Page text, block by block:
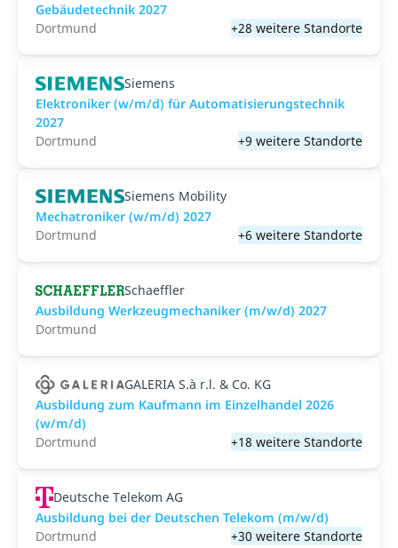
Gebäudetechnik 2027
Dortmund
+28 weitere Standorte
Siemens
Elektroniker (w/m/d) für Automatisierungstechnik
2027
Dortmund
+9 weitere Standorte
Siemens Mobility
Mechatroniker (w/m/d) 2027
Dortmund
+6 weitere Standorte
Schaeffler
Ausbildung Werkzeugmechaniker (m/w/d) 2027
Dortmund
GALERIA S.à r.l. & Co. KG
Ausbildung zum Kaufmann im Einzelhandel 2026
(w/m/d)
Dortmund
+18 weitere Standorte
Deutsche Telekom AG
Ausbildung bei der Deutschen Telekom (m/w/d)
Dortmund
+30 weitere Standorte